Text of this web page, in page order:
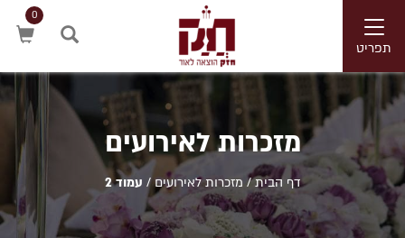
Toggle
navigationתפריט
0
מזכרות לאירועים
דף הבית/ מזכרות לאירועים/ עמוד 2